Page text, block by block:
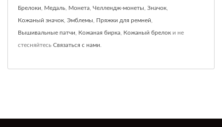
Брелоки Медаль Монета Челлендж-монеты Значок
Кожаный значок Эмблемы Пряжки для ремней
Вышивальные патчи Кожаная бирка Кожаный брелок и не
стесняйтесь Связаться с нами